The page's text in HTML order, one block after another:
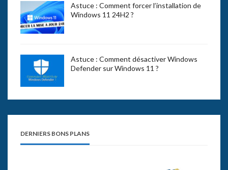
Astuce : Comment forcer l’installation de
Windows 11 24H2 ?
Astuce : Comment désactiver Windows
Defender sur Windows 11 ?
DERNIERS BONS PLANS